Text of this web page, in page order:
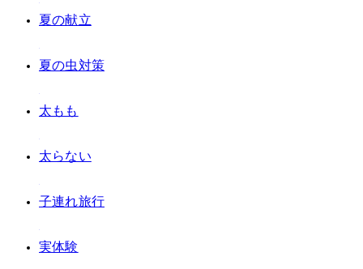
#夏の献立
#夏の虫対策
#太もも
#太らない
#子連れ旅行
#実体験